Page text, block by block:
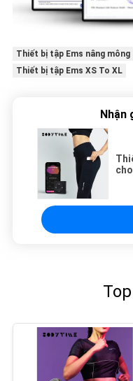
Thiết bị tập Ems nâng mông
Thiết bị tập Ems XS To XL
Nhận